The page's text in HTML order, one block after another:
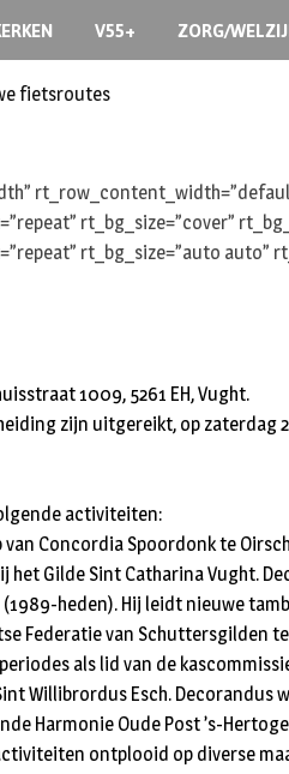
V55+ ZORG/
fietsroutes
rt_bg_size=”cover”
rt_bg_size=”auto
1009, 5261 EH, Vught.
zijn uitgereikt, op zaterdag
activiteiten:
Concordia Spoordonk te
Gilde Sint Catharina Vught.
heden). Hij leidt nieuwe
Federatie van Schuttersgilden
als lid van de
Willibrordus Esch. Decorandus
Harmonie Oude Post ’s-
ontplooid op diverse